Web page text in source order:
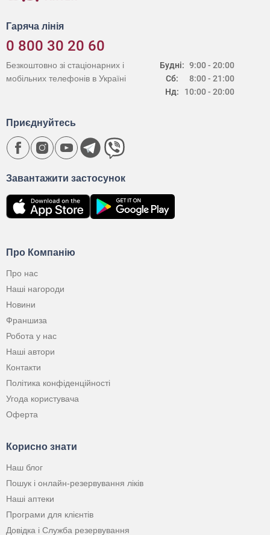
Гаряча лінія
0 800 30 20 60
Будні:
Сб:
Нд:
9:00 - 20:00
8:00 - 21:00
10:00 - 20:00
Безкоштовно зі стаціонарних і
мобільних телефонів в Україні
Про Компанію
Про нас
Наші нагороди
Новини
Франшиза
Робота у нас
Наші автори
Контакти
Політика конфіденційності
Угода користувача
Оферта
Корисно знати
Наш блог
Пошук і онлайн-резервування ліків
Наші аптеки
Програми для клієнтів
Довідка і Служба резервування
Завантажити застосунок
Приєднуйтесь